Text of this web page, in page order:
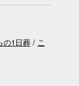
の1日葬
こ